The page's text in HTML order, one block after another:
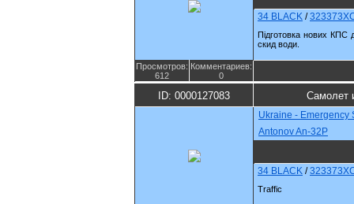
34 BLACK /
Підготовка нових КПС
скид води.
Просмотров:
612
Комментариев:
0
ID: 0000127083 Самолет
Ukraine - Emergency
Antonov An-32P
34 BLACK /
Traffic